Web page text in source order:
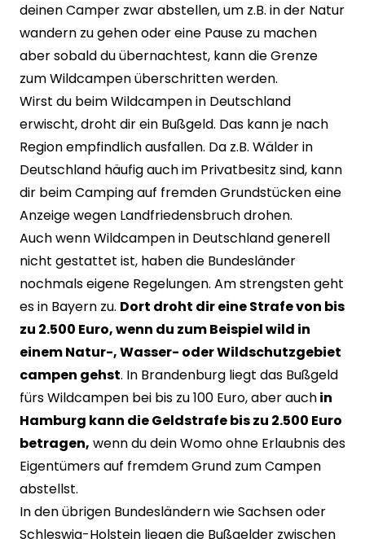
deinen Camper zwar abstellen, um z.B. in der Natur
wandern zu gehen oder eine Pause zu machen
aber sobald du übernachtest, kann die Grenze
zum Wildcampen überschritten werden.
Wirst du beim Wildcampen in Deutschland
erwischt, droht dir ein Bußgeld. Das kann je nach
Region empfindlich ausfallen. Da z.B. Wälder in
Deutschland häufig auch im Privatbesitz sind, kann
dir beim Camping auf fremden Grundstücken eine
Anzeige wegen Landfriedensbruch drohen.
Auch wenn Wildcampen in Deutschland generell
nicht gestattet ist, haben die Bundesländer
nochmals eigene Regelungen. Am strengsten geht
es in Bayern zu. Dort droht dir eine Strafe von bis
zu 2.500 Euro, wenn du zum Beispiel wild in
einem Natur-, Wasser- oder Wildschutzgebiet
campen gehst. In Brandenburg liegt das Bußgeld
fürs Wildcampen bei bis zu 100 Euro, aber auchin
Hamburg kann die Geldstrafe bis zu 2.500 Euro
betragen, wenn du dein Womo ohne Erlaubnis des
Eigentümers auf fremdem Grund zum Campen
abstellst.
In den übrigen Bundesländern wie Sachsen oder
Schleswig-Holstein liegen die Bußgelder zwischen